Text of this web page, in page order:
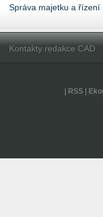
Správa majetku a řízení
Kontakty redakce CAD
RSS|